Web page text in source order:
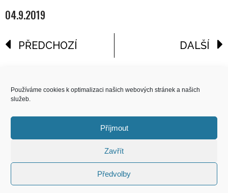
Používáme cookies k optimalizaci našich webových stránek a našich
služeb.
Příjmout
Zavřít
Předvolby
04.9.2019
PŘEDCHOZÍ DALŠÍ
COPYRIGHT
© 2026 Speed Limit,
All Rights Reserved